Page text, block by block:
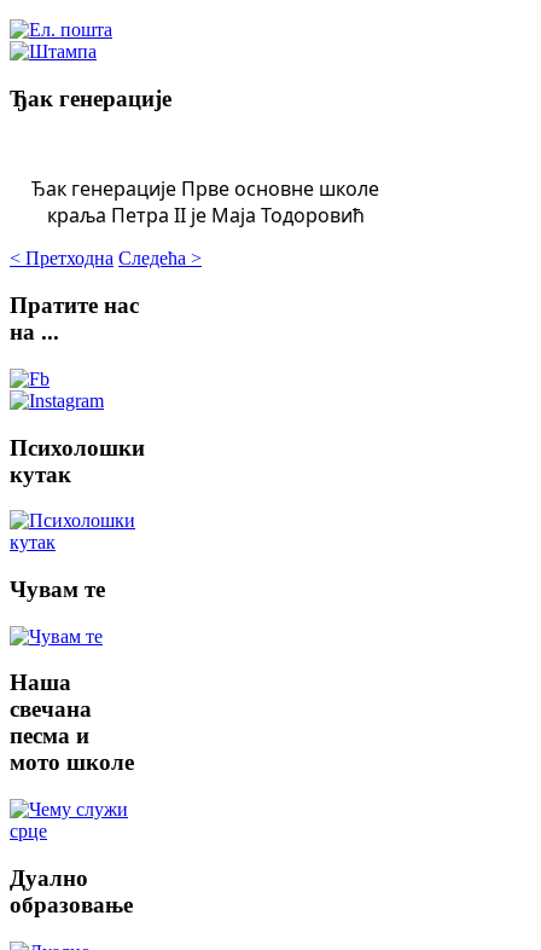
Ђак генерације
Ђак генерације Прве основне школе
краља Петра II је Маја Тодоровић
< Претходна Следећа >
Пратите нас
на ...
Психолошки
кутак
Чувам те
Наша
свечана
песма и
мото школе
Дуално
образовање